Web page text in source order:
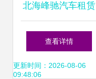
北海峰驰汽车租赁
以专业服务赢得市
场青睐
查看详情
更新时间：2026-08-06
09:48:06